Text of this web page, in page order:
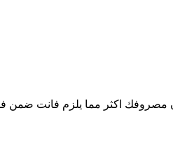
مصروفك اكثر مما يلزم فانت ضمن